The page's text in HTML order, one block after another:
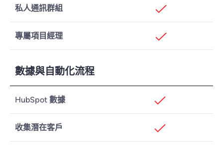
私人通訊群組
專屬項目經理
數據與自動化流程
HubSpot 數據
收集潛在客戶